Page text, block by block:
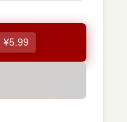
¥5.99